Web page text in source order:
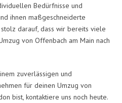
Bedürfnisse und
ihnen maßgeschneiderte
darauf, dass wir bereits viele
von Offenbach am Main nach
zuverlässigen und
für deinen Umzug von
bist, kontaktiere uns noch heute.